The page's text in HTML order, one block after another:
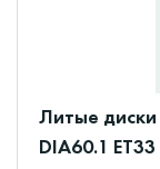
Литые диски
DIA60.1